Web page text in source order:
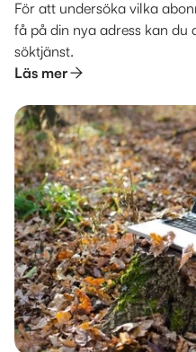
För att undersöka vilka
få på din nya adress kan du
söktjänst.
Läs mer